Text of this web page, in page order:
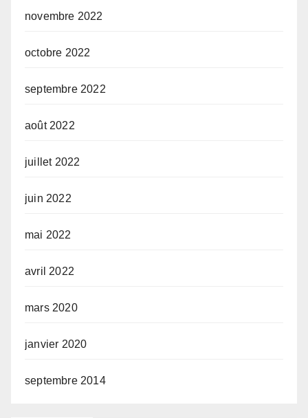
novembre 2022
octobre 2022
septembre 2022
août 2022
juillet 2022
juin 2022
mai 2022
avril 2022
mars 2020
janvier 2020
septembre 2014